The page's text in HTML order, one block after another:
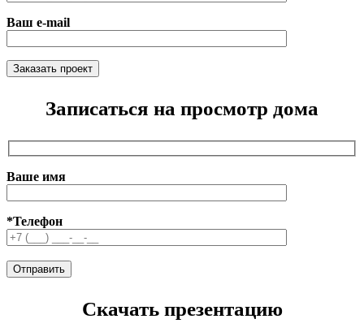
Ваш e-mail
Записаться на просмотр дома
Ваше имя
*Телефон
Скачать презентацию